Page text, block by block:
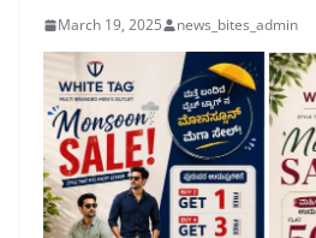
March 19, 2025 news_bites_admin